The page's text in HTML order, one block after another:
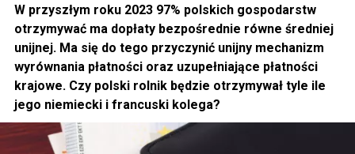
W przyszłym roku 2023 97% polskich gospodarstw
otrzymywać ma dopłaty bezpośrednie równe średniej
unijnej. Ma się do tego przyczynić unijny mechanizm
wyrównania płatności oraz uzupełniające płatności
krajowe. Czy polski rolnik będzie otrzymywał tyle ile
jego niemiecki i francuski kolega?